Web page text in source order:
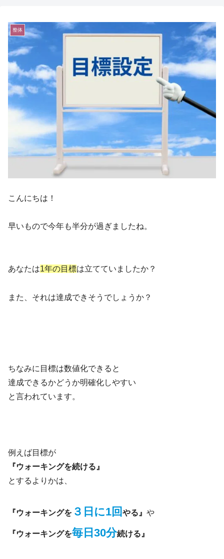
整体
こんにちは！
早いもので今年も半分が過ぎましたね。
あなたは1年の目標は立てていましたか？
また、それは達成できそうでしょうか？
ちなみに目標は数値化できると
達成できるかどうか明確化しやすい
と言われています。
例えば目標が
『ウォーキングを続ける』
とするよりかは、
『ウォーキングを ３日に1回 やる』 や
『ウォーキングを毎日30分続ける』